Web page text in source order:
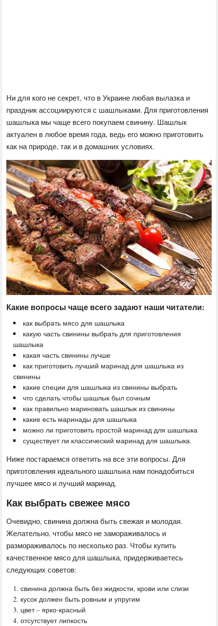
Ни для кого не секрет, что в Украине любая вылазка и
праздник ассоциируются с шашлыками. Для приготовления
шашлыка мы чаще всего покупаем свинину. Шашлык
актуален в любое время года, ведь его можно приготовить
как на природе, так и в домашних условиях.
Какие вопросы чаще всего задают наши читатели:
как выбрать мясо для шашлыка
какую часть свинины выбрать для приготовления
шашлыка
какая часть свинины лучше
как приготовить лучший маринад для шашлыка из
свинины
какие специи для шашлыка из свинины выбрать
что сделать чтобы шашлык был сочным
как правильно мариновать шашлык из свинины
какие есть маринады для шашлыка
можно ли приготовить простой маринад для шашлыка
существует ли классический маринад для шашлыка.
Ниже постараемся ответить на все эти вопросы. Для
приготовления идеального шашлыка нам понадобиться
лучшее мясо и лучший маринад.
Как выбрать свежее мясо
Очевидно, свинина должна быть свежая и молодая.
Желательно, чтобы мясо не замораживалось и
размораживалось по несколько раз. Чтобы купить
качественное мясо для шашлыка, придерживаетесь
следующих советов:
свинина должна быть без жидкости, крови или слизи
кусок должен быть ровным и упругим
цвет – ярко-красный
отсутствует липкость